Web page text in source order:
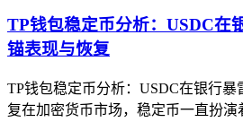
TP钱包稳定币分析：USDC在
锚表现与恢复
TP钱包稳定币分析：USDC在银行
复在加密货币市场，稳定币一直扮